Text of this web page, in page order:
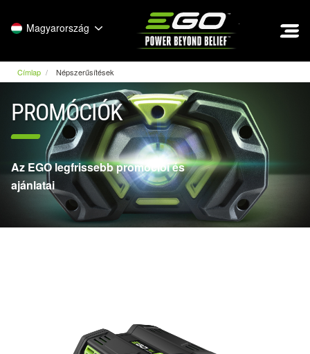
Magyarország
Címlap Népszerűsítések
PROMÓCIÓK
Az EGO legfrissebb promóciói és
ajánlatai